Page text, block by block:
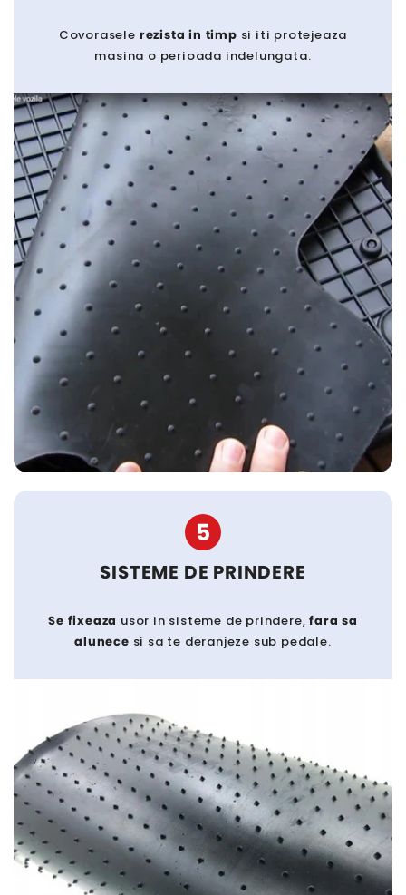
Covorasele rezista in timp si iti protejeaza
masina o perioada indelungata.
5
SISTEME DE PRINDERE
Se fixeaza usor in sisteme de prindere,fara sa
alunece si sa te deranjeze sub pedale.